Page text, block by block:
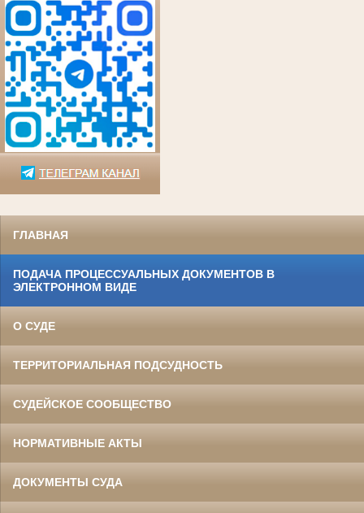
ГЛАВНАЯ
ПОДАЧА ПРОЦЕССУАЛЬНЫХ ДОКУМЕНТОВ В
ЭЛЕКТРОННОМ ВИДЕ
О СУДЕ
ТЕРРИТОРИАЛЬНАЯ ПОДСУДНОСТЬ
СУДЕЙСКОЕ СООБЩЕСТВО
НОРМАТИВНЫЕ АКТЫ
ДОКУМЕНТЫ СУДА